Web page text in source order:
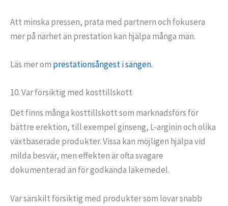
Att minska pressen, prata med partnern och fokusera
mer på närhet än prestation kan hjälpa många män.
Läs mer om prestationsångest i sängen.
10. Var försiktig med kosttillskott
Det finns många kosttillskott som marknadsförs för
bättre erektion, till exempel ginseng, L-arginin och olika
växtbaserade produkter. Vissa kan möjligen hjälpa vid
milda besvär, men effekten är ofta svagare
dokumenterad än för godkända läkemedel.
Var särskilt försiktig med produkter som lovar snabb